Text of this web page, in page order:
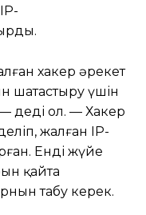
хакер әрекет
шатастыру үшін
деді ол. — Хакер
жалған IP-
Енді жүйе
қайта
табу керек.